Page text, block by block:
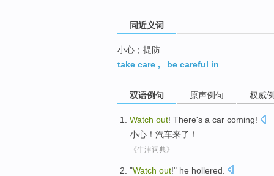
同近义词
小心；提防
take care , be careful in
双语例句 原声例句 权威
Watch out! There's a car coming!
小心 ！ 汽车来了 ！
《牛津词典》
"Watch out!" he hollered